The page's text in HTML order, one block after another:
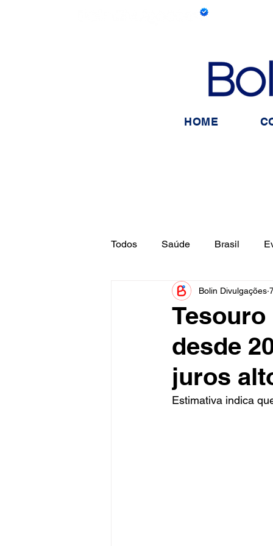
Todos Saúde Brasil
Informe Publicitário
Tecnologia
desde
juros
Bolin Divulgações
Estimativa indica
HOME